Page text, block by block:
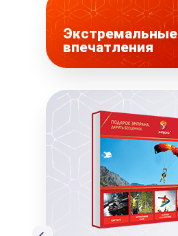
Экстремальные
впечатления